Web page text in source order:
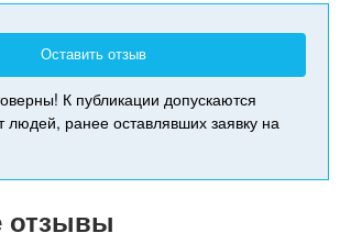
Оставить отзыв
К публикации допускаются
людей, ранее оставлявших заявку на
отзывы